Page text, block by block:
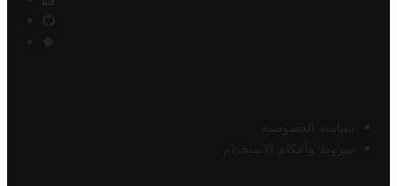
سياسة الخصوصية
شروط وأحكام الاستخدام